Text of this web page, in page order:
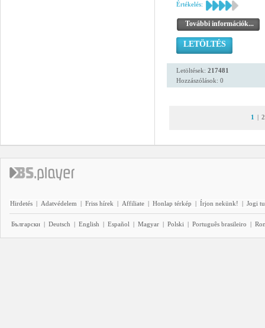
Értékelés:
További információk...
LETÖLTÉS
Letöltések: 217481
Hozzászólások: 0
1 | 2
Hirdetés | Adatvédelem | Friss hírek | Affiliate | Honlap térkép | Írjon nekünk! | Jogi
Български | Deutsch | English | Español | Magyar | Polski | Português brasileiro |